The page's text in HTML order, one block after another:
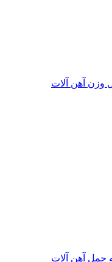
وزن آهن آلات
حمل آهن آلات